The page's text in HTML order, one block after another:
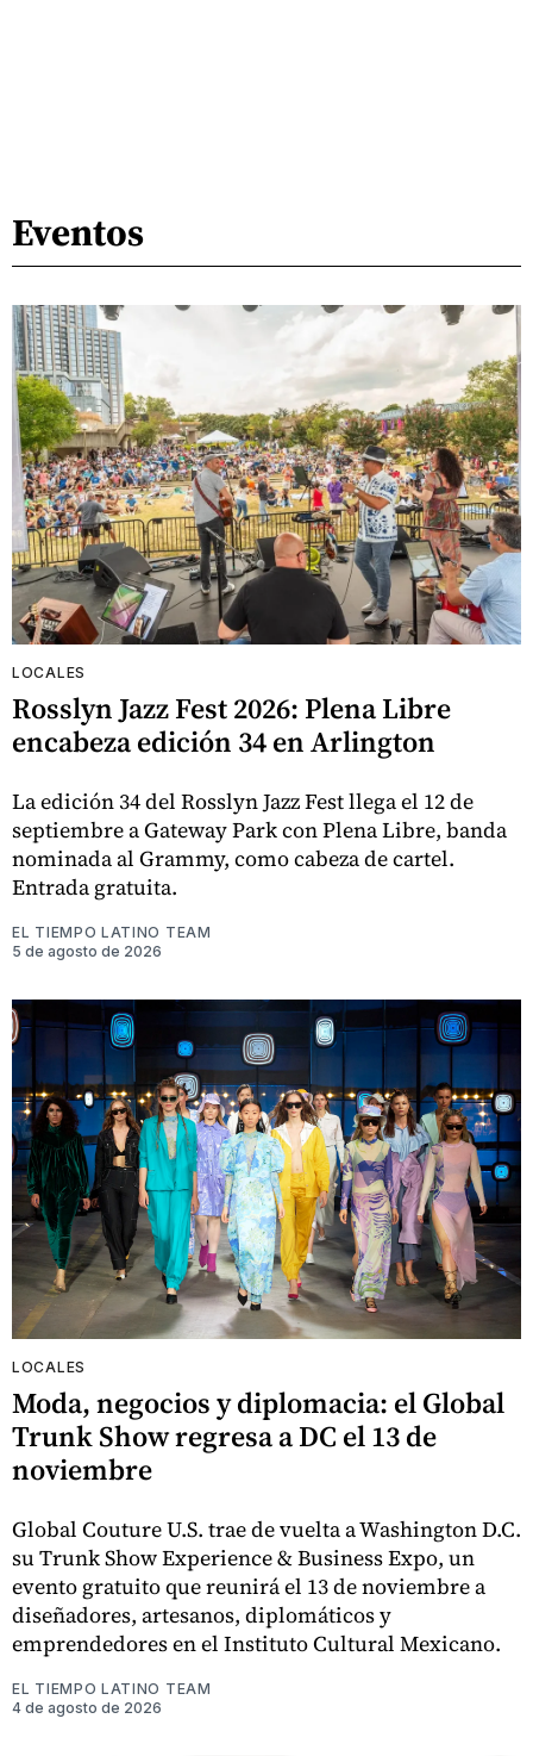
Eventos
LOCALES
Rosslyn Jazz Fest 2026: Plena Libre
encabeza edición 34 en Arlington
La edición 34 del Rosslyn Jazz Fest llega el 12 de
septiembre a Gateway Park con Plena Libre, banda
nominada al Grammy, como cabeza de cartel.
Entrada gratuita.
EL TIEMPO LATINO TEAM
5 de agosto de 2026
LOCALES
Moda, negocios y diplomacia: el Global
Trunk Show regresa a DC el 13 de
noviembre
Global Couture U.S. trae de vuelta a Washington D.C.
su Trunk Show Experience & Business Expo, un
evento gratuito que reunirá el 13 de noviembre a
diseñadores, artesanos, diplomáticos y
emprendedores en el Instituto Cultural Mexicano.
EL TIEMPO LATINO TEAM
4 de agosto de 2026